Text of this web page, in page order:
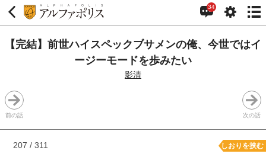
34
【完結】前世ハイスペックブサメンの俺、今世ではイ
ージーモードを歩みたい
影清
前の話 次の話
207 / 311 しおりを挟む